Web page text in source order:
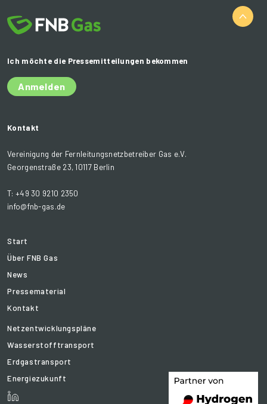
Ich möchte die Pressemitteilungen bekommen
Anmelden
Kontakt
Vereinigung der Fernleitungsnetzbetreiber Gas e.V.
Georgenstraße 23, 10117 Berlin
T: +49 30 9210 2350
info@fnb-gas.de
Start
Über FNB Gas
News
Pressematerial
Kontakt
Netzentwicklungspläne
Wasserstofftransport
Erdgastransport
Energiezukunft